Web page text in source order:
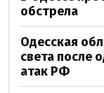
обстрела
Одесская
света после
атак РФ